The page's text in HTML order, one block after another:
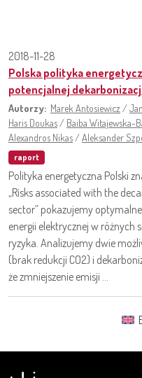
2018-11-28
Polska polityka
potencjalnej
Autorzy: Marek Antosiewicz /
Haris Doukas / Baiba Witajewska-
Alexandros Nikas /Aleksander
raport
Polityka energetyczna Polski
„Risks associated with the
sector” pokazujemy
energii elektrycznej w różnych
ryzyka. Analizujemy dwie
(brak redukcji CO2) i
że zmniejszenie emisji ...